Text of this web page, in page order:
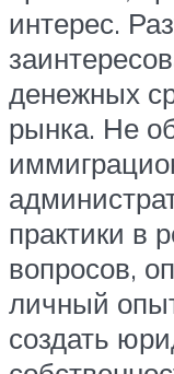
интерес.
денежных
рынка. Не
практики в
вопросов,
личный
создать